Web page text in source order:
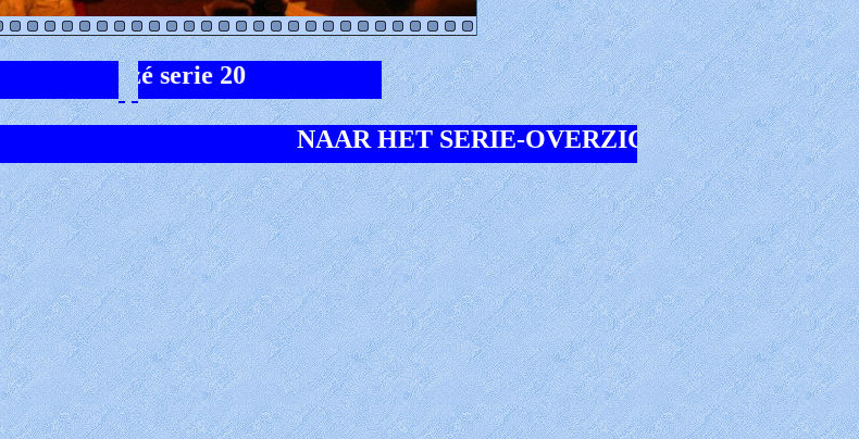
naar taizé serie 20
NAAR HET SERIE-OVERZICHT? klik hier